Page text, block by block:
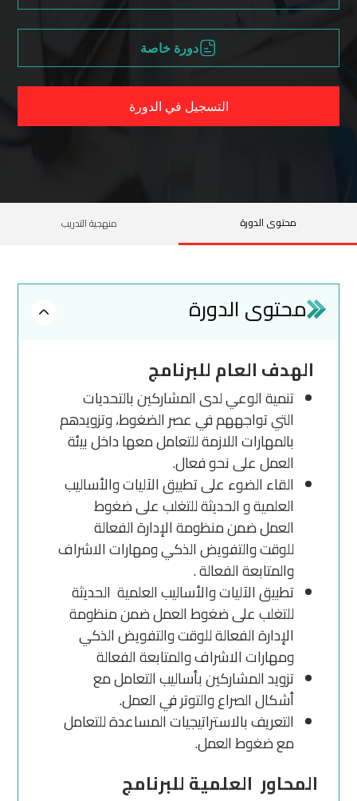
دورة خاصة
التسجيل في الدورة
محتوى الدورة منهجية التدريب
محتوى الدورة
الهدف العام للبرنامج
تنمية الوعي لدى المشاركين بالتحديات
التي تواجههم في عصر الضغوط، وتزويدهم
بالمهارات اللازمة للتعامل معها داخل بيئة
العمل على نحو فعال.
القاء الضوء على تطبيق الآليات والأساليب
العلمية و الحديثة للتغلب على ضغوط
العمل ضمن منظومة الإدارة الفعالة
للوقت والتفويض الذكي ومهارات الاشراف
والمتابعة الفعالة .
تطبيق الآليات والأساليب العلمية الحديثة
للتغلب على ضغوط العمل ضمن منظومة
الإدارة الفعالة للوقت والتفويض الذكي
ومهارات الاشراف والمتابعة الفعالة
تزويد المشاركين بأساليب التعامل مع
أشكال الصراع والتوتر في العمل.
التعريف بالاستراتيجيات المساعدة للتعامل
مع ضغوط العمل.
المحاور العلمية للبرنامج